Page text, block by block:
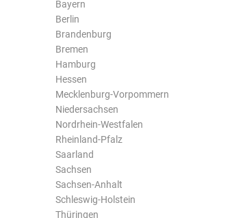
Bayern
Berlin
Brandenburg
Bremen
Hamburg
Hessen
Mecklenburg-Vorpommern
Niedersachsen
Nordrhein-Westfalen
Rheinland-Pfalz
Saarland
Sachsen
Sachsen-Anhalt
Schleswig-Holstein
Thüringen